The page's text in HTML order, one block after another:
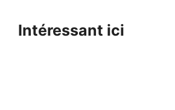
contentIntéressant ici